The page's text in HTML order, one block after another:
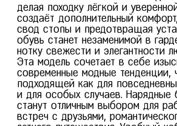
делая походку лёгкой и
создаёт дополнительный
свод стопы и предотвращая
обувь станет незаменимой в
нотку свежести и элегантности
Эта модель сочетает в себе
современные модные тенденции,
подходящей как для
и для особых случаев. Нарядные
станут отличным выбором для
встреч с друзьями,
Босоножки женские летние натуральная
Размер: 37
Колличество: 1